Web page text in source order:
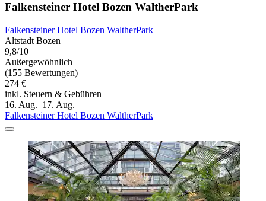
Falkensteiner Hotel Bozen WaltherPark
Falkensteiner Hotel Bozen WaltherPark
Altstadt Bozen
9,8/10
Außergewöhnlich
(155 Bewertungen)
274 €
inkl. Steuern & Gebühren
16. Aug.–17. Aug.
Falkensteiner Hotel Bozen WaltherPark